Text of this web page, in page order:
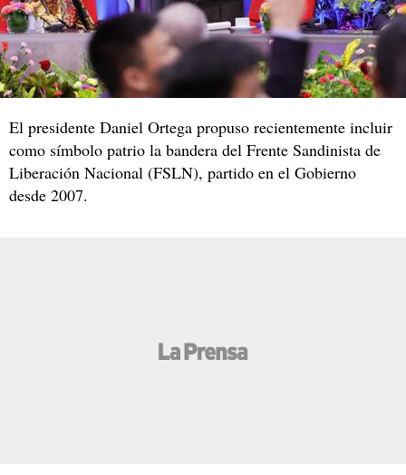
El presidente Daniel Ortega propuso recientemente incluir
como símbolo patrio la bandera del Frente Sandinista de
Liberación Nacional (FSLN), partido en el Gobierno
desde 2007.